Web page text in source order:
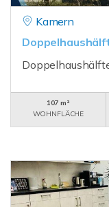
Kamern
107 m²
WOHNFLÄCHE